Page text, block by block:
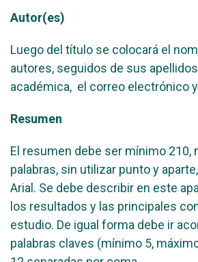
Autor(es)
Luego del título se colocará el
autores, seguidos de sus
académica, el correo electrónico y
Resumen
El resumen debe ser mínimo 210,
palabras, sin utilizar punto y
Arial. Se debe describir en este
los resultados y las principales
estudio. De igual forma debe ir
palabras claves (mínimo 5,